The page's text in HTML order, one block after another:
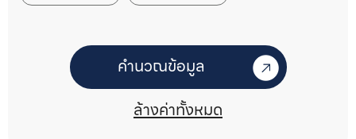
คำนวณข้อมูล
ล้างค่าทั้งหมด